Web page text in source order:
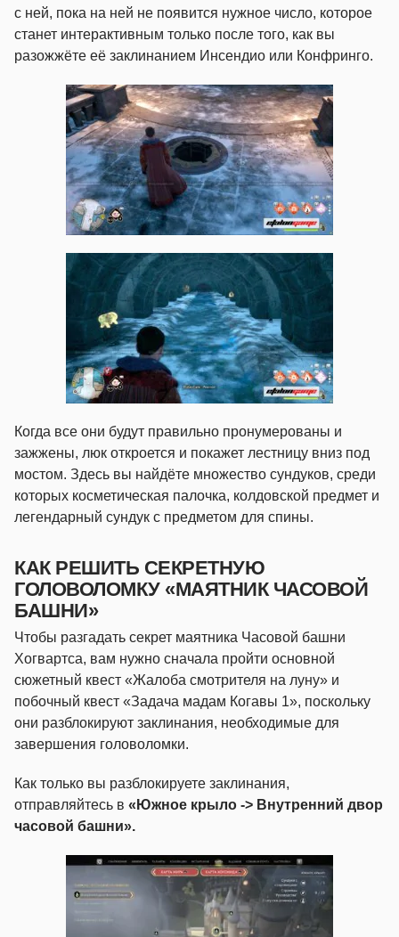
с ней, пока на ней не появится нужное число, которое
станет интерактивным только после того, как вы
разожжёте её заклинанием Инсендио или Конфринго.
Когда все они будут правильно пронумерованы и
зажжены, люк откроется и покажет лестницу вниз под
мостом. Здесь вы найдёте множество сундуков, среди
которых косметическая палочка, колдовской предмет и
легендарный сундук с предметом для спины.
КАК РЕШИТЬ СЕКРЕТНУЮ
ГОЛОВОЛОМКУ «МАЯТНИК ЧАСОВОЙ
БАШНИ»
Чтобы разгадать секрет маятника Часовой башни
Хогвартса, вам нужно сначала пройти основной
сюжетный квест «Жалоба смотрителя на луну» и
побочный квест «Задача мадам Когавы 1», поскольку
они разблокируют заклинания, необходимые для
завершения головоломки.
Как только вы разблокируете заклинания,
отправляйтесь в «Южное крыло -> Внутренний двор
часовой башни».